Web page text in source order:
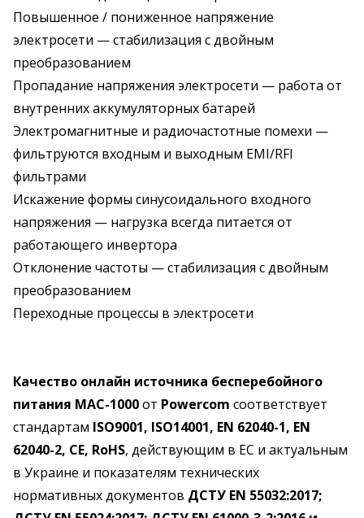
Повышенное / пониженное напряжение
электросети — стабилизация с двойным
преобразованием
Пропадание напряжения электросети — работа от
внутренних аккумуляторных батарей
Электромагнитные и радиочастотные помехи —
фильтруются входным и выходным EMI/RFI
фильтрами
Искажение формы синусоидального входного
напряжения — нагрузка всегда питается от
работающего инвертора
Отклонение частоты — стабилизация с двойным
преобразованием
Переходные процессы в электросети
Качество онлайн источника бесперебойного
питания MAC-1000от Powercom соответствует
стандартам ISO9001, ISO14001, EN 62040-1, EN
62040-2, CE, RoHS, действующим в ЕС и актуальным
в Украине и показателям технических
нормативных документов ДСТУ EN 55032:2017;